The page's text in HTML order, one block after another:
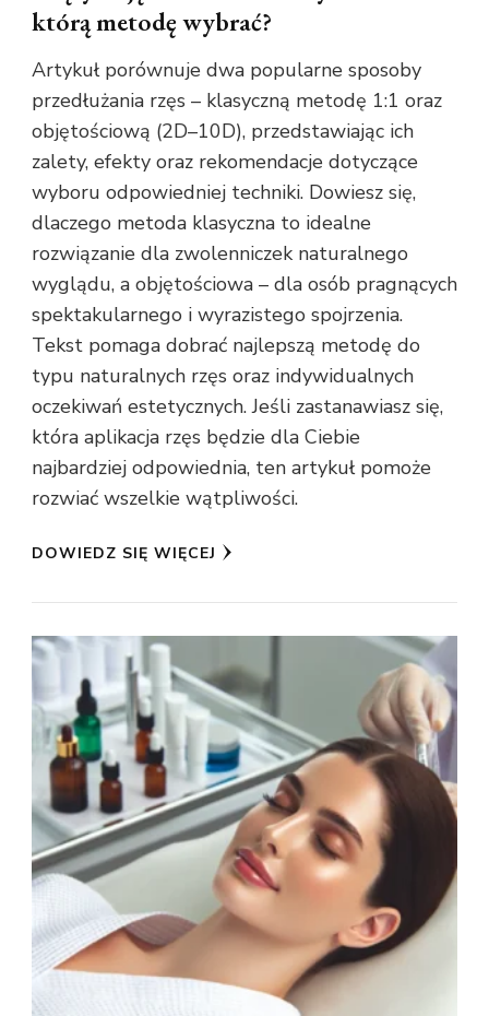
którą metodę wybrać?
Artykuł porównuje dwa popularne sposoby
przedłużania rzęs – klasyczną metodę 1:1 oraz
objętościową (2D–10D), przedstawiając ich
zalety, efekty oraz rekomendacje dotyczące
wyboru odpowiedniej techniki. Dowiesz się,
dlaczego metoda klasyczna to idealne
rozwiązanie dla zwolenniczek naturalnego
wyglądu, a objętościowa – dla osób pragnących
spektakularnego i wyrazistego spojrzenia.
Tekst pomaga dobrać najlepszą metodę do
typu naturalnych rzęs oraz indywidualnych
oczekiwań estetycznych. Jeśli zastanawiasz się,
która aplikacja rzęs będzie dla Ciebie
najbardziej odpowiednia, ten artykuł pomoże
rozwiać wszelkie wątpliwości.
DOWIEDZ SIĘ WIĘCEJ